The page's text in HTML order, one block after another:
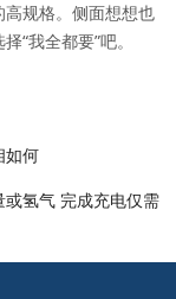
规格。侧面想想也
“我全都要”吧。
如何
氢气 完成充电仅需